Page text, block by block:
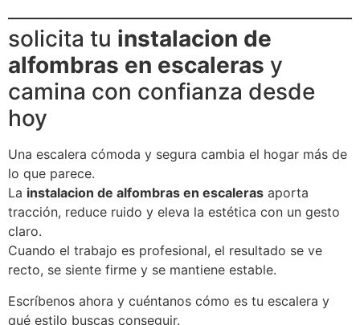
solicita tu instalacion de
alfombras en escaleras y
camina con confianza desde
hoy
Una escalera cómoda y segura cambia el hogar más de
lo que parece.
La instalacion de alfombras en escaleras aporta
tracción, reduce ruido y eleva la estética con un gesto
claro.
Cuando el trabajo es profesional, el resultado se ve
recto, se siente firme y se mantiene estable.
Escríbenos ahora y cuéntanos cómo es tu escalera y
qué estilo buscas conseguir.